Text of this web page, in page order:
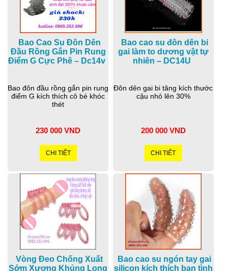
Bao Cao Su Đôn Dên
Đầu Rồng Gắn Pin Rung
Điểm G Cực Phê – Dc14v
Bao đôn đầu rồng gắn pin rung
điểm G kích thích cô bé khóc
thét
230 000 VND
CHI TIẾT
Bao cao su đôn dên bi
gai làm to dương vật tự
nhiên – DC14U
Đôn dên gai bi tăng kích thước
cậu nhỏ lên 30%
200 000 VND
CHI TIẾT
Vòng Đeo Chống Xuất
Sớm Xương Khủng Long
Bao cao su ngón tay gai
silicon kích thích bạn tình